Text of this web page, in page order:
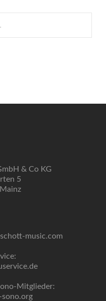
& Co KG
5
music.com
Mitglieder:
sono.org